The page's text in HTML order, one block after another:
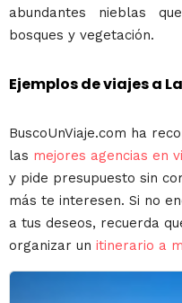
abundantes nieblas
bosques y vegetación.
Ejemplos de viajes a
BuscoUnViaje.com ha
las mejores agencias en
y pide presupuesto sin
más te interesen. Si no
a tus deseos, recuerda
organizar un itinerario a